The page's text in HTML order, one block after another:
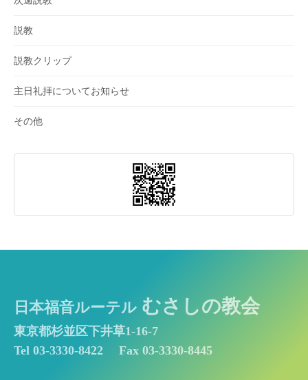
説教
説教クリップ
主日礼拝についてお知らせ
その他
日本福音ルーテル むさしの教会
東京都杉並区下井草1-16-7
Tel 03-3330-8422
Fax 03-3330-8445